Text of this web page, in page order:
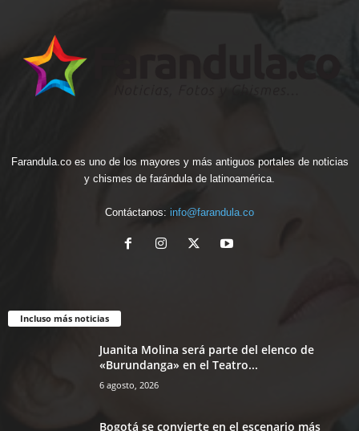
Farandula.co es uno de los mayores y más antiguos portales de noticias
y chismes de farándula de latinoamérica.
Contáctanos: info@farandula.co
Incluso más noticias
Juanita Molina será parte del elenco de
«Burundanga» en el Teatro...
6 agosto, 2026
Bogotá se convierte en el escenario más